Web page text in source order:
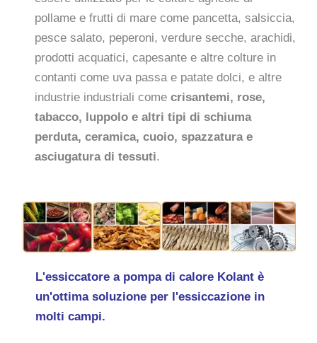
pollame e frutti di mare come pancetta, salsiccia,
pesce salato, peperoni, verdure secche, arachidi,
prodotti acquatici, capesante e altre colture in
contanti come uva passa e patate dolci, e altre
industrie industriali come crisantemi, rose,
tabacco, luppolo e altri tipi di schiuma
perduta, ceramica, cuoio, spazzatura e
asciugatura di tessuti.
L'essiccatore a pompa di calore Kolant è
un'ottima soluzione per l'essiccazione in
molti campi.